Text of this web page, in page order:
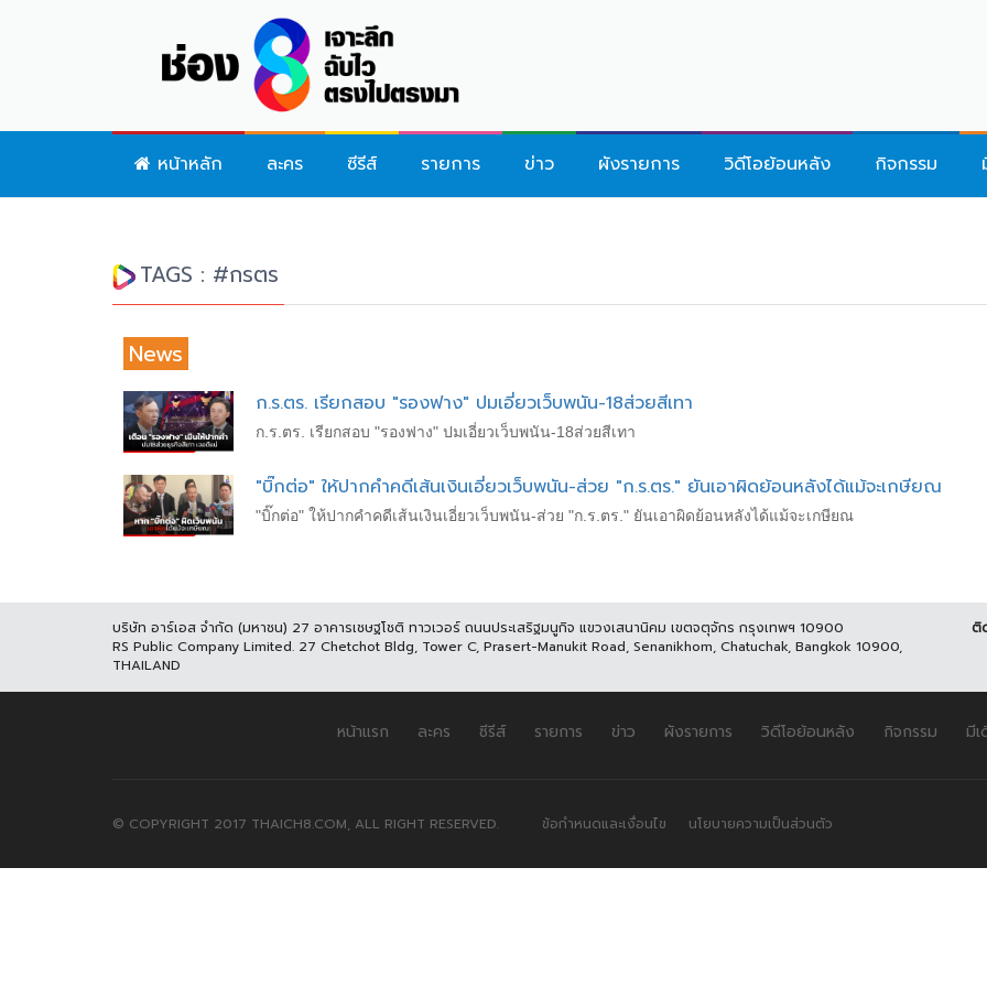
หน้าหลัก ละคร ซีรีส์ รายการ ข่าว ผังรายการ วิดีโอย้อนหลัง กิจกรรม
TAGS : #กรตร
News
ก.ร.ตร. เรียกสอบ "รองฟาง" ปมเอี่ยวเว็บพนัน-18ส่วยสีเทา
ก.ร.ตร. เรียกสอบ "รองฟาง" ปมเอี่ยวเว็บพนัน-18ส่วยสีเทา
"บิ๊กต่อ" ให้ปากคำคดีเส้นเงินเอี่ยวเว็บพนัน-ส่วย "ก.ร.ตร." ยันเอาผิดย้อนหลังได้แม้จะเกษียณ
"บิ๊กต่อ" ให้ปากคำคดีเส้นเงินเอี่ยวเว็บพนัน-ส่วย "ก.ร.ตร." ยันเอาผิดย้อนหลังได้แม้จะเกษียณ
บริษัท อาร์เอส จำกัด (มหาชน) 27 อาคารเชษฐโชติ ทาวเวอร์ ถนนประเสริฐมนูกิจ แขวงเสนานิคม เขตจตุจักร กรุงเทพฯ 10900
RS Public Company Limited. 27 Chetchot Bldg, Tower C, Prasert-Manukit Road, Senanikhom, Chatuchak, Bangkok 10900,
THAILAND
ติ
หน้าแรก ละคร ซีรีส์ รายการ ข่าว ผังรายการ วิดีโอย้อนหลัง กิจกรรม มี
© COPYRIGHT 2017 THAICH8.COM, ALL RIGHT RESERVED. ข้อกำหนดและเงื่อนไข นโยบายความเป็นส่วนตัว